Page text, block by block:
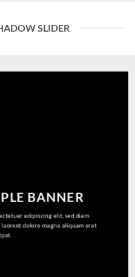
SLIDER
BANNER
adipiscing elit, sed diam
dolore magna aliquam erat